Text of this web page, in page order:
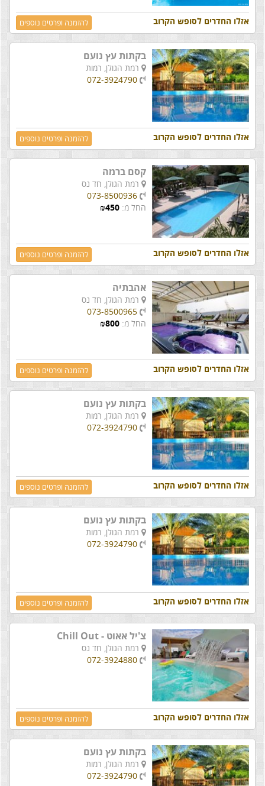
אזלו החדרים לסופש הקרוב להזמנה ופרטים נוספים
בקתות עץ נועם
רמת הגולן, רמות
072-3924790
אזלו החדרים לסופש הקרוב להזמנה ופרטים נוספים
קסם ברמה
רמת הגולן, חד נס
073-8500936
החל מ:
₪450
אזלו החדרים לסופש הקרוב להזמנה ופרטים נוספים
אהבתיה
רמת הגולן, חד נס
073-8500965
החל מ:
₪800
אזלו החדרים לסופש הקרוב להזמנה ופרטים נוספים
בקתות עץ נועם
רמת הגולן, רמות
072-3924790
אזלו החדרים לסופש הקרוב להזמנה ופרטים נוספים
בקתות עץ נועם
רמת הגולן, רמות
072-3924790
אזלו החדרים לסופש הקרוב להזמנה ופרטים נוספים
צ'יל אאוט - Chill Out
רמת הגולן, חד נס
072-3924880
אזלו החדרים לסופש הקרוב להזמנה ופרטים נוספים
בקתות עץ נועם
רמת הגולן, רמות
072-3924790